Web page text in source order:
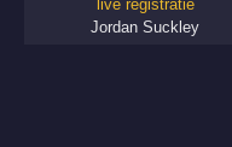
live registratie
Jordan Suckley